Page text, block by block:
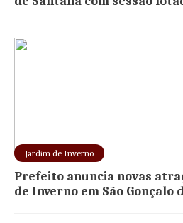
Jardim de Inverno
Prefeito anuncia novas
de Inverno em São Gonçalo